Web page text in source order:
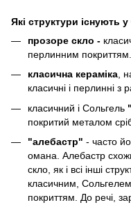
Які структури існують
прозоре скло -
перлинним
класична кераміка,
класичні і перлинні
класичний і Сольгель
покритий металом
"алебастр" - часто
омана. Алебастр
скло, як і всі інші
класичним,
покриттям. До речі,